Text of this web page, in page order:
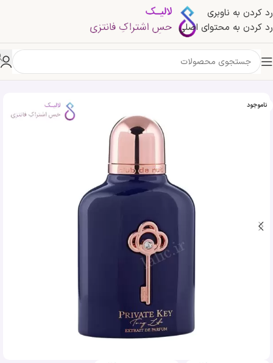
رد کردن به ناوبری
رد کردن به محتوای اصلی
خانه »فروشگاه »ادکلن ارماف پرایوت کی تو مای لایف | Armaf Private Key To My Life
ناموجود